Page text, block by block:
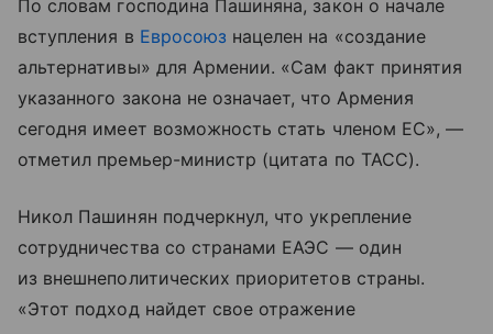
По словам господина Пашиняна, закон о начале
вступления в Евросоюз нацелен на «создание
альтернативы» для Армении. «Сам факт принятия
указанного закона не означает, что Армения
сегодня имеет возможность стать членом ЕС», —
отметил премьер-министр (цитата по ТАСС).
Никол Пашинян подчеркнул, что укрепление
сотрудничества со странами ЕАЭС — один
из внешнеполитических приоритетов страны.
«Этот подход найдет свое отражение